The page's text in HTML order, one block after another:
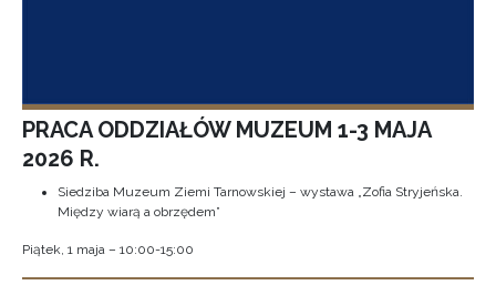
PRACA ODDZIAŁÓW MUZEUM 1-3 MAJA
2026 R.
Siedziba Muzeum Ziemi Tarnowskiej – wystawa „Zofia Stryjeńska.
Między wiarą a obrzędem”
Piątek, 1 maja – 10:00-15:00